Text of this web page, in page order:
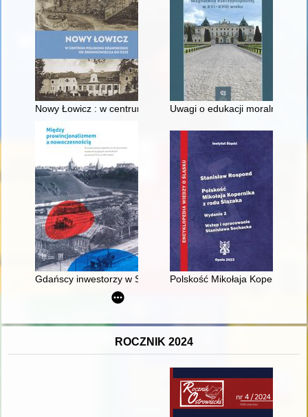
Nowy Łowicz : w centrum poligonu drawskiego od
Uwagi o edukacji moralnej
Gdańscy inwestorzy w Sopocie : prestiż finansowy i
Polskość Mikołaja Kopernika z
ROCZNIK 2024